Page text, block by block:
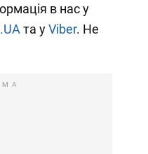
в нас у
та уViber. Не